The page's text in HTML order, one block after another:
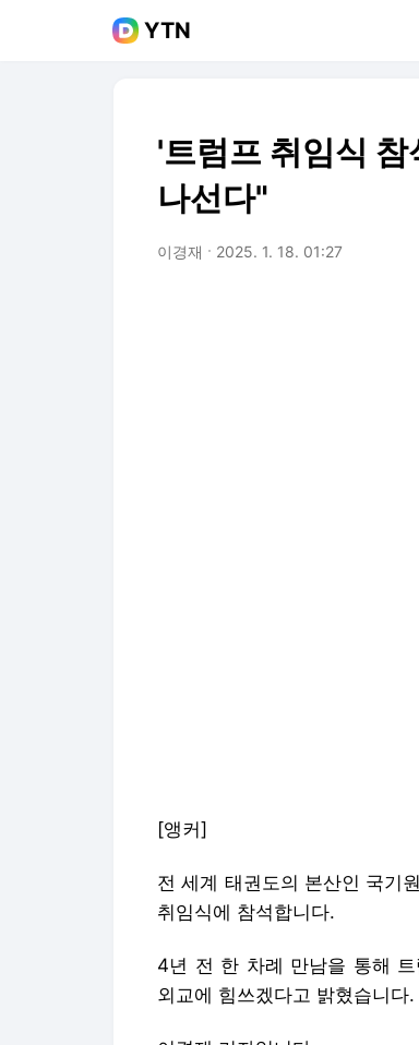
YTN
'트럼프 취임식
나선다"
이경재 2025. 1. 18. 01:27
[앵커]
전 세계 태권도의 본산인 국기
취임식에 참석합니다.
4년 전 한 차례 만남을 통해
외교에 힘쓰겠다고 밝혔습니다.